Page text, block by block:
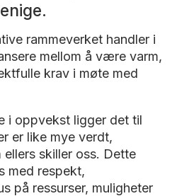
rammeverket handler i
mellom å være varm,
krav i møte med
i oppvekst ligger det til
er like mye verdt,
skiller oss. Dette
med respekt,
på ressurser, muligheter